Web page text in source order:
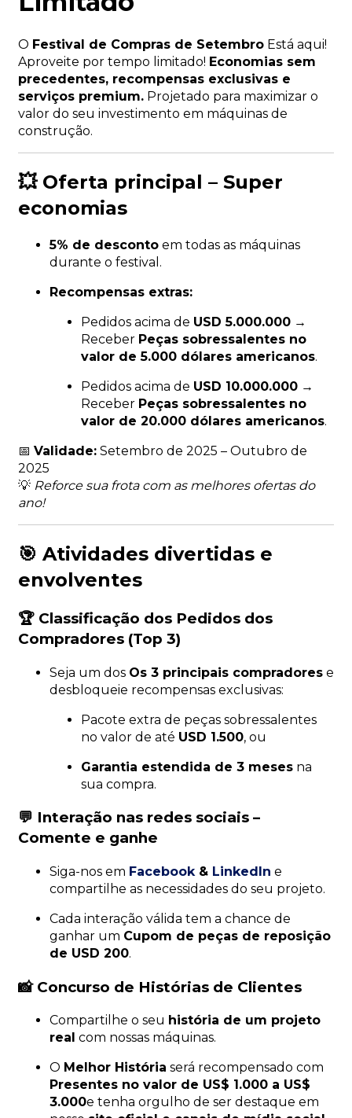
O Festival de Compras de SetembroEstá aqui!
Aproveite por tempo limitado! Economias sem
precedentes, recompensas exclusivas e
serviços premium.Projetado para maximizar o
valor do seu investimento em máquinas de
construção.
💥 Oferta principal – Super
economias
5% de descontoem todas as máquinas
durante o festival.
Recompensas extras:
Pedidos acima de USD 5.000.000→
Receber Peças sobressalentes no
valor de 5.000 dólares americanos.
Pedidos acima de USD 10.000.000→
Receber Peças sobressalentes no
valor de 20.000 dólares americanos.
📅 Validade:Setembro de 2025 – Outubro de
2025
💡 Reforce sua frota com as melhores ofertas do
ano!
🎯 Atividades divertidas e
envolventes
🏆 Classificação dos Pedidos dos
Compradores (Top 3)
Seja um dos Os 3 principais compradorese
desbloqueie recompensas exclusivas:
Pacote extra de peças sobressalentes
no valor de até USD 1.500, ou
Garantia estendida de 3 mesesna
sua compra.
💬 Interação nas redes sociais –
Comente e ganhe
Siga-nos em Facebook&LinkedIn e
compartilhe as necessidades do seu projeto.
Cada interação válida tem a chance de
ganhar um Cupom de peças de reposição
de USD 200.
📸 Concurso de Histórias de Clientes
Compartilhe o seu história de um projeto
real com nossas máquinas.
O Melhor História será recompensado com
Presentes no valor de US$ 1.000 a US$
3.000e tenha orgulho de ser destaque em